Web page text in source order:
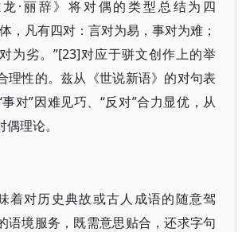
龙·丽辞》将对偶的类型总结为四
，凡有四对：言对为易，事对为难；
为劣。”[23]对应于骈文创作上的举
理性的。兹从《世说新语》的对句表
对”因难见巧、“反对”合力显优，从
理论。
着对历史典故或古人成语的随意驾
语境服务，既需意思贴合，还求字句